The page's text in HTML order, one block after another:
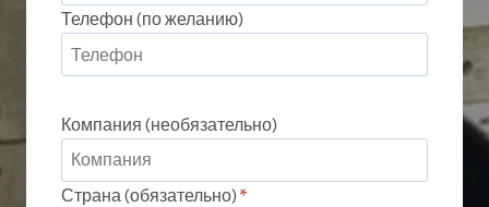
Телефон (по желанию)
Компания (необязательно)
Страна (обязательно) *